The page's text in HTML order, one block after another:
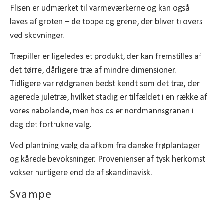
Flisen er udmærket til varmeværkerne og kan også
laves af groten – de toppe og grene, der bliver tilovers
ved skovninger.
Træpiller er ligeledes et produkt, der kan fremstilles af
det tørre, dårligere træ af mindre dimensioner.
Tidligere var rødgranen bedst kendt som det træ, der
agerede juletræ, hvilket stadig er tilfældet i en række af
vores nabolande, men hos os er nordmannsgranen i
dag det fortrukne valg.
Ved plantning vælg da afkom fra danske frøplantager
og kårede bevoksninger. Provenienser af tysk herkomst
vokser hurtigere end de af skandinavisk.
Svampe